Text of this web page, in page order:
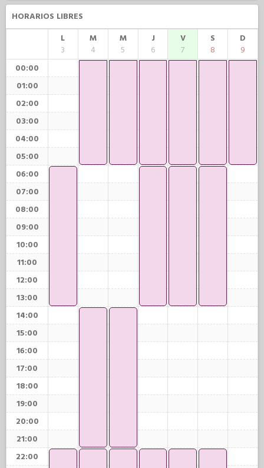
HORARIOS LIBRES
L
3
M
4
M
5
J
6
V
7
S
8
D
9
00:00
01:00
02:00
03:00
04:00
05:00
06:00
07:00
08:00
09:00
10:00
11:00
12:00
13:00
14:00
15:00
16:00
17:00
18:00
19:00
20:00
21:00
22:00